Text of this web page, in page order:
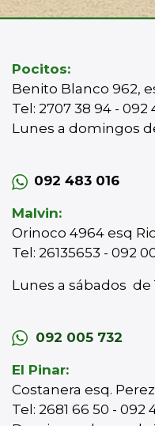
Pocitos:
Benito Blanco 962,
Tel: 2707 38 94 - 092
Lunes a domingos
092 483 016
Malvin:
Orinoco 4964 esq
Tel: 26135653 - 092
Lunes a sábados de
092 005 732
El Pinar:
Costanera esq.
Tel: 2681 66 50 - 092